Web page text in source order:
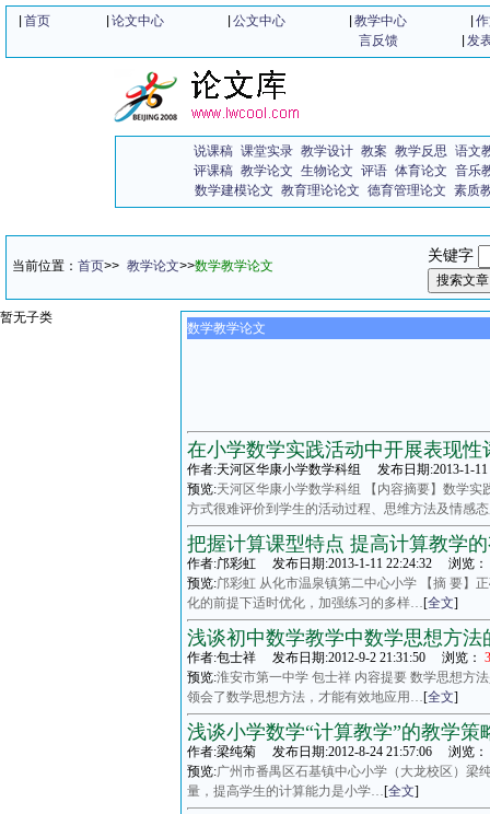
首页 论文中心 公文中心 教学中心
言反馈| 发
说课稿 课堂实录 教学设计 教案 教学反思 语文
评课稿 教学论文 生物论文 评语 体育论文 音乐
数学建模论文 教育理论论文 德育管理论文 素质
当前位置： 首页>> 教学论文>>数学教学论文
关键字
数学教学论文
在小学数学实践活动中开展表现性
作者:天河区华康小学数学科组 发布日期:2013-1-
预览:天河区华康小学数学科组 【内容摘要】数学
方式很难评价到学生的活动过程、思维方法及情感
把握计算课型特点 提高计算教学
作者:邝彩虹 发布日期:2013-1-11 22:24:32 浏览：
预览:邝彩虹 从化市温泉镇第二中心小学 【摘 要】
化的前提下适时优化，加强练习的多样…[全文]
浅谈初中数学教学中数学思想方法
作者:包士祥 发布日期:2012-9-2 21:31:50 浏览：
预览:淮安市第一中学 包士祥 内容提要 数学思想方
领会了数学思想方法，才能有效地应用…[全文]
浅谈小学数学“计算教学”的教学策
作者:梁纯菊 发布日期:2012-8-24 21:57:06 浏览：
预览:广州市番禺区石基镇中心小学（大龙校区）梁
量，提高学生的计算能力是小学…[全文]
暂无子类